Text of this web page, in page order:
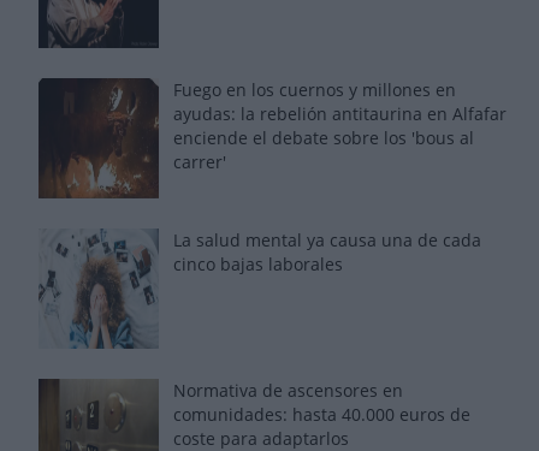
Fuego en los cuernos y millones en
ayudas: la rebelión antitaurina en Alfafar
enciende el debate sobre los 'bous al
carrer'
La salud mental ya causa una de cada
cinco bajas laborales
Normativa de ascensores en
comunidades: hasta 40.000 euros de
coste para adaptarlos